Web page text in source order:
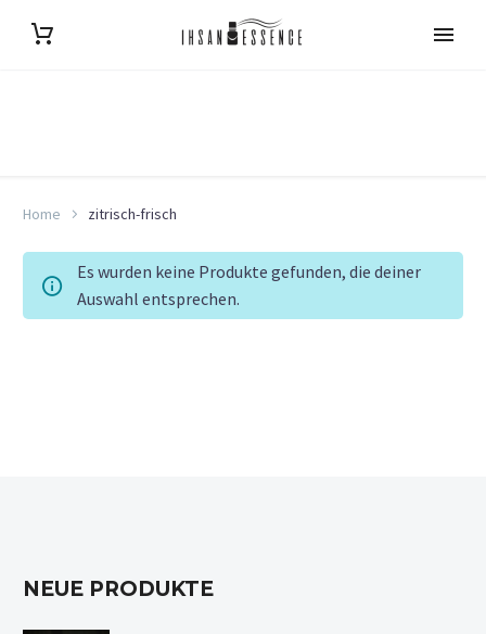
Home zitrisch-frisch
Es wurden keine Produkte gefunden, die deiner
Auswahl entsprechen.
NEUE PRODUKTE